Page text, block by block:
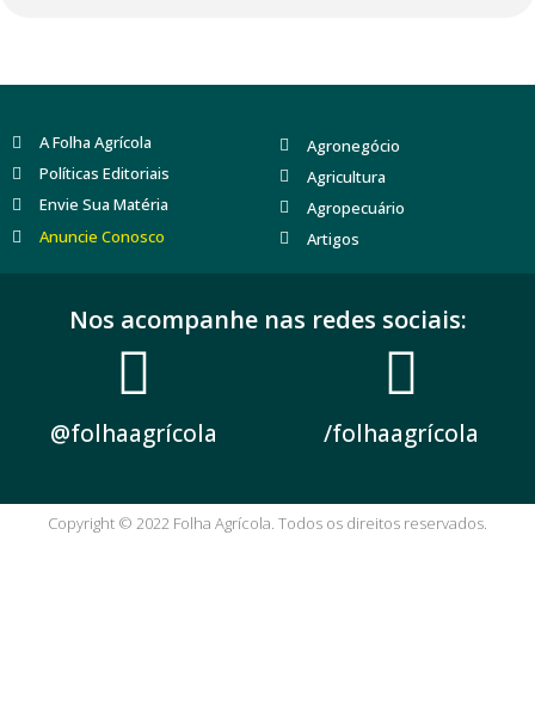
A Folha Agrícola
Políticas Editoriais
Envie Sua Matéria
Anuncie Conosco
Agronegócio
Agricultura
Agropecuário
Artigos
Nos acompanhe nas redes sociais:
@folhaagrícola /folhaagrícola
Copyright © 2022 Folha Agrícola. Todos os direitos reservados.